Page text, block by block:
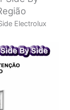
Electrolux